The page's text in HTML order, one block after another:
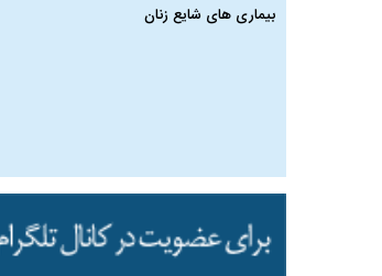
بیماری‌ های شایع زنان